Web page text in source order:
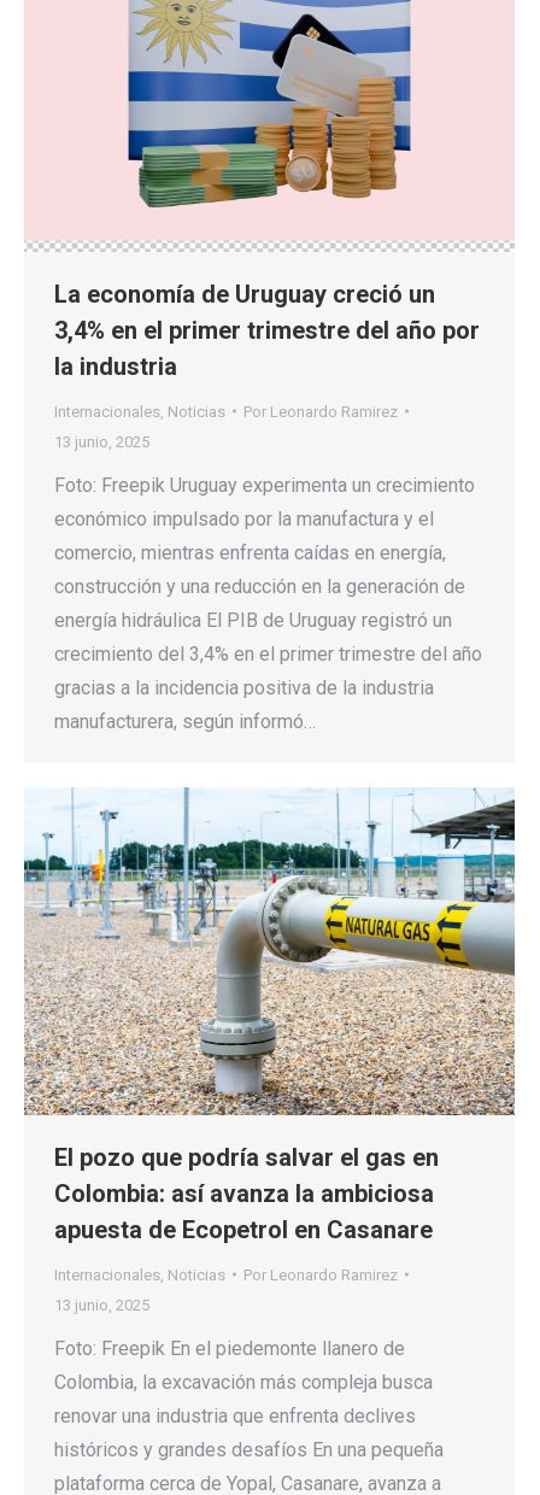
La economía de Uruguay creció un
3,4% en el primer trimestre del año por
la industria
Internacionales Noticias Por Leonardo Ramirez
13 junio, 2025
Foto: Freepik Uruguay experimenta un crecimiento
económico impulsado por la manufactura y el
comercio, mientras enfrenta caídas en energía,
construcción y una reducción en la generación de
energía hidráulica El PIB de Uruguay registró un
crecimiento del 3,4% en el primer trimestre del año
gracias a la incidencia positiva de la industria
manufacturera, según informó…
El pozo que podría salvar el gas en
Colombia: así avanza la ambiciosa
apuesta de Ecopetrol en Casanare
Internacionales Noticias Por Leonardo Ramirez
13 junio, 2025
Foto: Freepik En el piedemonte llanero de
Colombia, la excavación más compleja busca
renovar una industria que enfrenta declives
históricos y grandes desafíos En una pequeña
plataforma cerca de Yopal, Casanare, avanza a